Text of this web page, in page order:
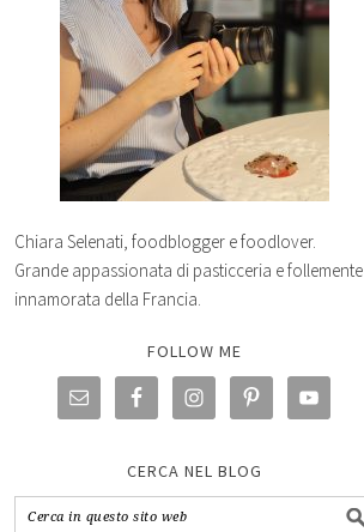
Chiara Selenati, foodblogger e foodlover.
Grande appassionata di pasticceria e follemente
innamorata della Francia.
FOLLOW ME
CERCA NEL BLOG